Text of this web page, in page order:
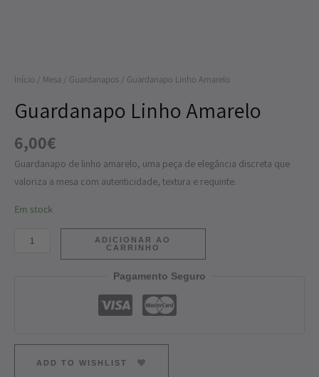
Início / Mesa / Guardanapos / Guardanapo Linho Amarelo
Guardanapo Linho Amarelo
6,00€
Guardanapo de linho amarelo, uma peça de elegância discreta que
valoriza a mesa com autenticidade, textura e requinte.
Em stock
ADICIONAR AO
CARRINHO
Pagamento Seguro
ADD TO WISHLIST